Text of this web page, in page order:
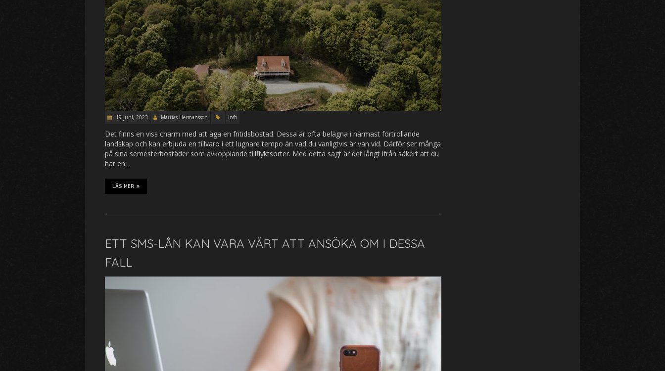
19 juni, 2023 Mattias Hermansson Info
Det finns en viss charm med att äga en fritidsbostad. Dessa är ofta belägna i närmast förtrollande
landskap och kan erbjuda en tillvaro i ett lugnare tempo än vad du vanligtvis är van vid. Därför ser många
på sina semesterbostäder som avkopplande tillflyktsorter. Med detta sagt är det långt ifrån säkert att du
har en…
LÄS MER
ETT SMS-LÅN KAN VARA VÄRT ATT ANSÖKA OM I DESSA
FALL